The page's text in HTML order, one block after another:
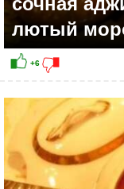
+8
лютый